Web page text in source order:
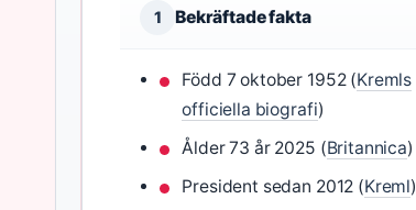
1 Bekräftade fakta
Född 7 oktober 1952 (Kremls
officiella biografi)
Ålder 73 år 2025 (Britannica)
President sedan 2012 (Kreml)